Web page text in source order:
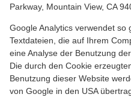
Parkway, Mountain View, CA
Google Analytics verwendet so
Textdateien, die auf Ihrem
eine Analyse der Benutzung
Die durch den Cookie
Benutzung dieser Website
von Google in den USA